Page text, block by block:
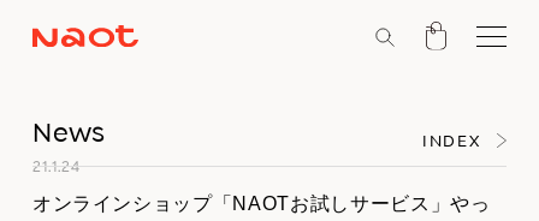
News INDEX
21.1.24
オンラインショップ「NAOTお試しサービス」やっ